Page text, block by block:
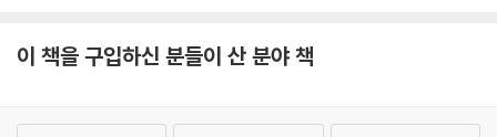
이 책을 구입하신 분들이 산 분야 책